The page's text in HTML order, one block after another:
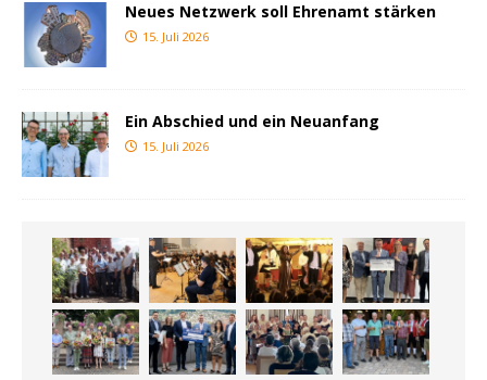
Neues Netzwerk soll Ehrenamt stärken
15. Juli 2026
Ein Abschied und ein Neuanfang
15. Juli 2026